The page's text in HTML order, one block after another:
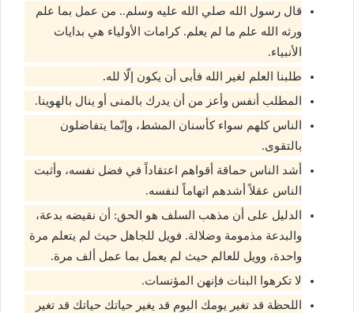
قال رسول الله صلي الله عليه وسلم.. من عمل بما علم
ورثه الله علم ما لم يعلم. كرامات الأولياء هي بدايات
الأنبياء.
طلبنا العلم لغير الله فأبى أن يكون إلّا لله.
المطلب أنفس وأعز من أن يدرك بالمنى أو ينال بالهوينا.
الناس كلهم سواء كأسنان المشط، وإنّما يتفاضلون
بالتقوى.
أشد الناس حماقة أقواهم اعتقاداً في فضل نفسه، وأثبت
الناس عقلاً أشدهم اتهاماً لنفسه.
الدليل على أن مذهب السلف هو الحق: أن نقيضه بدعة،
والبدعة مذمومة وضلالة. فويل للجاهل حيث لم يتعلم مرة
واحدة، وويل للعالم حيث لم يعمل بما عمل ألف مرة.
لا تكرهوا البنات فإنهن المؤنسات.
اللحظة قد تغير يومك اليوم قد يغير حياتك حياتك قد تغير